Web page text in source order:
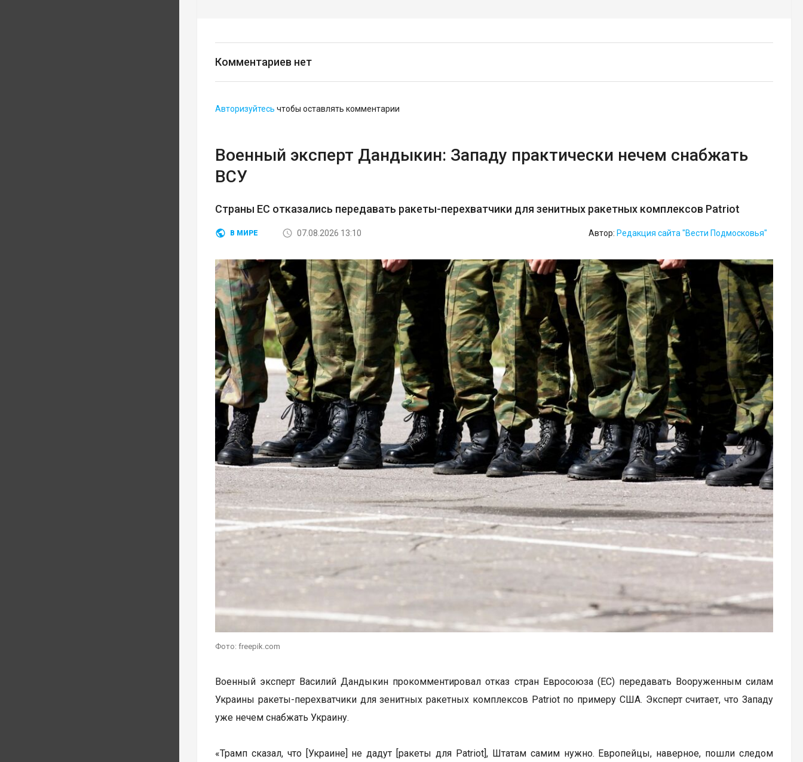
Комментариев нет
Авторизуйтесь чтобы оставлять комментарии
Военный эксперт Дандыкин: Западу практически нечем снабжать
ВСУ
Страны ЕС отказались передавать ракеты-перехватчики для зенитных ракетных комплексов Patriot
В МИРЕ 07.08.2026 13:10 Автор: Редакция сайта "Вести Подмосковья"
Фото: freepik.com
Военный эксперт Василий Дандыкин прокомментировал отказ стран Евросоюза (ЕС) передавать Вооруженным силам
Украины ракеты-перехватчики для зенитных ракетных комплексов Patriot по примеру США. Эксперт считает, что Западу
уже нечем снабжать Украину.
«Трамп сказал, что [Украине] не дадут [ракеты для Patriot], Штатам самим нужно. Европейцы, наверное, пошли следом